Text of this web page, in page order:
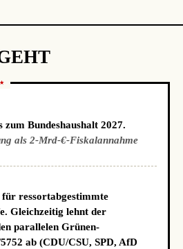
zum Bundeshaushalt 2027.
als 2-Mrd-€-Fiskalannahme
ressortabgestimmte
Gleichzeitig lehnt der
parallelen Grünen-
ab (CDU/CSU, SPD, AfD